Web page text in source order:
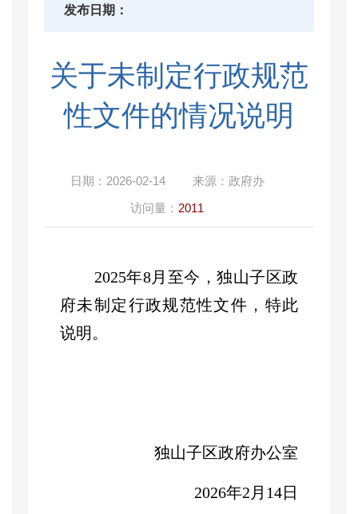
发布日期：
关于未制定行政规范
性文件的情况说明
日期： 2026-02-14 来源： 政府办
访问量： 2011
2025年8月至今，独山子区政
府未制定行政规范性文件，特此
说明。
独山子区政府办公室
2026年2 月 14日